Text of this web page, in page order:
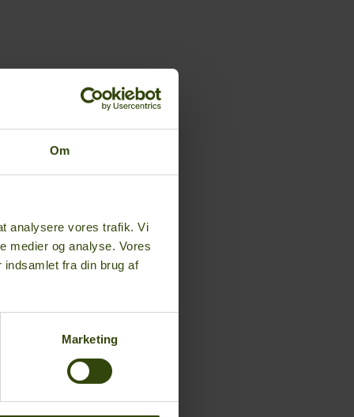
Om
analysere vores trafik. Vi
medier og analyse. Vores
indsamlet fra din brug af
Marketing